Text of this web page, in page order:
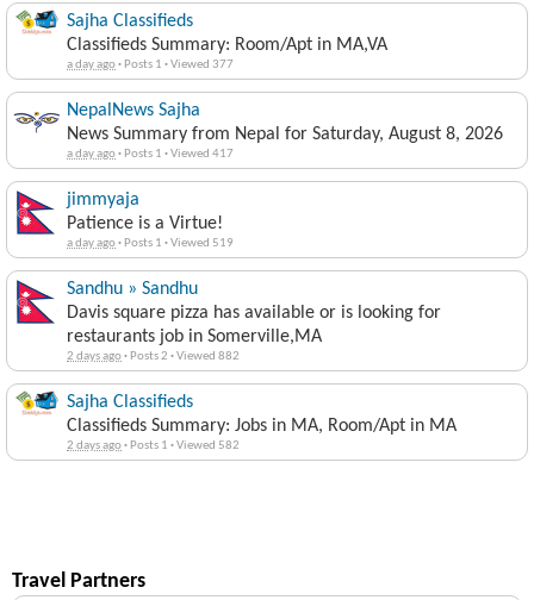
Sajha Classifieds
Classifieds Summary: Room/Apt in MA,VA
a day ago· Posts 1 ·Viewed 377
NepalNews Sajha
News Summary from Nepal for Saturday, August 8, 2026
a day ago· Posts 1 ·Viewed 417
jimmyaja
Patience is a Virtue!
a day ago· Posts 1 ·Viewed 519
Sandhu » Sandhu
Davis square pizza has available or is looking for
restaurants job in Somerville,MA
2 days ago· Posts 2 ·Viewed 882
Sajha Classifieds
Classifieds Summary: Jobs in MA, Room/Apt in MA
2 days ago· Posts 1 ·Viewed 582
Travel Partners